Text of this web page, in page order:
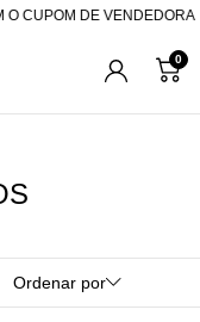
CUPOM DE VENDEDORA
0
Ordenar por